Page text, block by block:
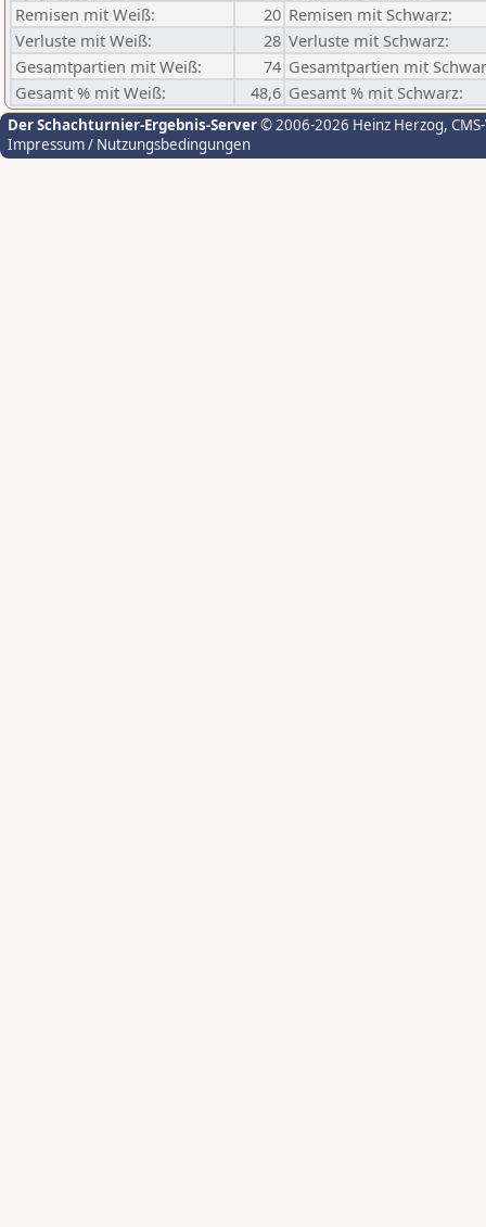
Remisen mit Weiß:
20 Remisen mit Schwarz:
Verluste mit Weiß:
28 Verluste mit Schwarz:
Gesamtpartien mit Weiß:
74 Gesamtpartien mit
Gesamt % mit Weiß:
48,6 Gesamt % mit Schwarz:
Der Schachturnier-Ergebnis-Server© 2006-2026 Heinz Herzog,
Impressum / Nutzungsbedingungen